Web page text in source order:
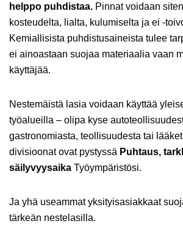
helppo puhdistaa. Pinnat voidaan
kosteudelta, lialta, kulumiselta ja ei -
Kemiallisista puhdistusaineista tulee
ei ainoastaan suojaa materiaalia vaan
käyttäjää.
Nestemäistä lasia voidaan käyttää
työalueilla – olipa kyse
gastronomiasta, teollisuudesta tai
divisioonat ovat pystyssä Puhtaus,
säilyvyysaika Työympäristösi.
Ja yhä useammat yksityisasiakkaat
tärkeän nestelasilla.